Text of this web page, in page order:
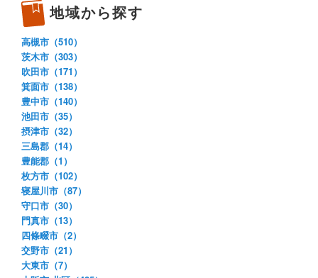
地域から探す
高槻市（510）
茨木市（303）
吹田市（171）
箕面市（138）
豊中市（140）
池田市（35）
摂津市（32）
三島郡（14）
豊能郡（1）
枚方市（102）
寝屋川市（87）
守口市（30）
門真市（13）
四條畷市（2）
交野市（21）
大東市（7）